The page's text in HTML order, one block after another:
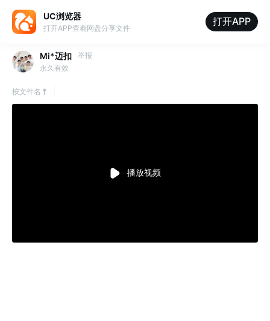
UC浏览器
打开APP查看网盘分享文件
打开APP
Mi*迈扣
举报
永久有效
按文件名
播放视频